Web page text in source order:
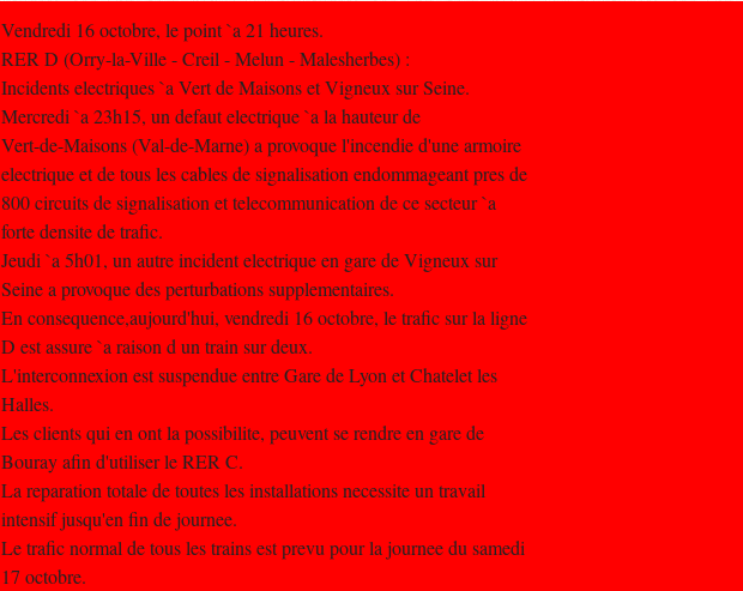
Vendredi 16 octobre, le point `a 21 heures.
RER D (Orry-la-Ville - Creil - Melun - Malesherbes) :
Incidents electriques `a Vert de Maisons et Vigneux sur Seine.
Mercredi `a 23h15, un defaut electrique `a la hauteur de
Vert-de-Maisons (Val-de-Marne) a provoque l'incendie d'une armoire
electrique et de tous les cables de signalisation endommageant pres de
800 circuits de signalisation et telecommunication de ce secteur `a
forte densite de trafic.
Jeudi `a 5h01, un autre incident electrique en gare de Vigneux sur
Seine a provoque des perturbations supplementaires.
En consequence,aujourd'hui, vendredi 16 octobre, le trafic sur la ligne
D est assure `a raison d un train sur deux.
L'interconnexion est suspendue entre Gare de Lyon et Chatelet les
Halles.
Les clients qui en ont la possibilite, peuvent se rendre en gare de
Bouray afin d'utiliser le RER C.
La reparation totale de toutes les installations necessite un travail
intensif jusqu'en fin de journee.
Le trafic normal de tous les trains est prevu pour la journee du samedi
17 octobre.